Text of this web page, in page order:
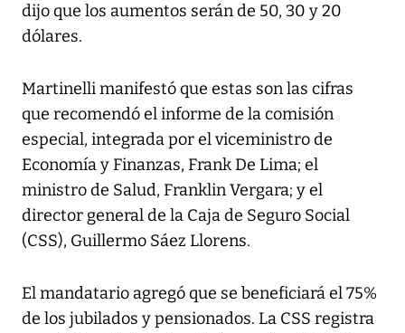
dijo que los aumentos serán de 50, 30 y 20
dólares.
Martinelli manifestó que estas son las cifras
que recomendó el informe de la comisión
especial, integrada por el viceministro de
Economía y Finanzas, Frank De Lima; el
ministro de Salud, Franklin Vergara; y el
director general de la Caja de Seguro Social
(CSS), Guillermo Sáez Llorens.
El mandatario agregó que se beneficiará el 75%
de los jubilados y pensionados. La CSS registra